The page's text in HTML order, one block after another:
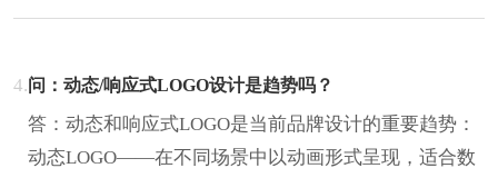
4.问：动态/响应式LOGO设计是趋势吗？
答：动态和响应式LOGO是当前品牌设计的重要趋势：
动态LOGO——在不同场景中以动画形式呈现，适合数